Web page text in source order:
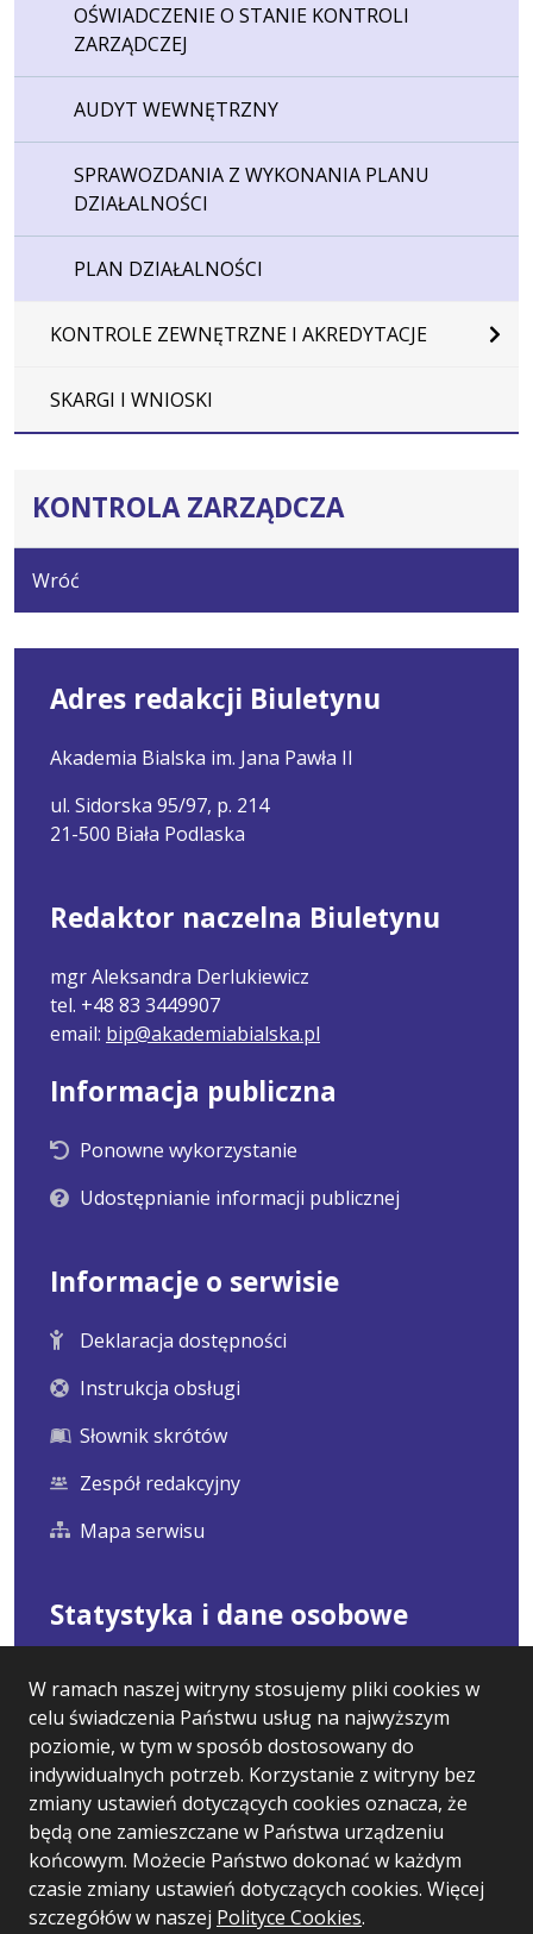
W ramach naszej witryny stosujemy pliki cookies w
celu świadczenia Państwu usług na najwyższym
poziomie, w tym w sposób dostosowany do
indywidualnych potrzeb. Korzystanie z witryny bez
zmiany ustawień dotyczących cookies oznacza, że
będą one zamieszczane w Państwa urządzeniu
końcowym. Możecie Państwo dokonać w każdym
czasie zmiany ustawień dotyczących cookies. Więcej
szczegółów w naszej Polityce Cookies.
OŚWIADCZENIE O STANIE KONTROLI
ZARZĄDCZEJ
AUDYT WEWNĘTRZNY
SPRAWOZDANIA Z WYKONANIA PLANU
DZIAŁALNOŚCI
PLAN DZIAŁALNOŚCI
KONTROLE ZEWNĘTRZNE I AKREDYTACJE
SKARGI I WNIOSKI
KONTROLA ZARZĄDCZA
Wróć
Adres redakcji Biuletynu
Akademia Bialska im. Jana Pawła II
ul. Sidorska 95/97, p. 214
21-500 Biała Podlaska
Redaktor naczelna Biuletynu
mgr Aleksandra Derlukiewicz
tel. +48 83 3449907
email: bip@akademiabialska.pl
Informacja publiczna
Ponowne wykorzystanie
Udostępnianie informacji publicznej
Informacje o serwisie
Deklaracja dostępności
Instrukcja obsługi
Słownik skrótów
Zespół redakcyjny
Mapa serwisu
Statystyka i dane osobowe
Ostatnio dodane
Polityka prywatności
RODO
Wersja systemu: 5.7.0 [92]